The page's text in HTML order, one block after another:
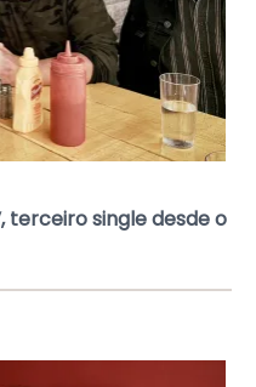
terceiro single desde o